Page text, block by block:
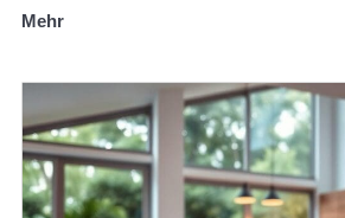
Mehr